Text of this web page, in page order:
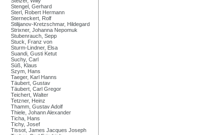
Stengel, Gerhard
Sterl, Robert Hermann
Sterneckert, Rolf
Stilijanov-Kretzschmar, Hildegard
Strixner, Johanna Nepomuk
Stubenrauch, Sepp
Stuck, Franz von
Sturm-Lindner, Elsa
Suandi, Gusti Ketut
Suchy, Carl
Süß, Klaus
Szym, Hans
Taeger, Karl Hanns
Täubert, Gustav
Täubert, Carl Gregor
Teichert, Walter
Tetzner, Heinz
Thamm, Gustav Adolf
Thiele, Johann Alexander
Ticha, Hans
Tichy, Josef
Tissot, James Jacques Joseph